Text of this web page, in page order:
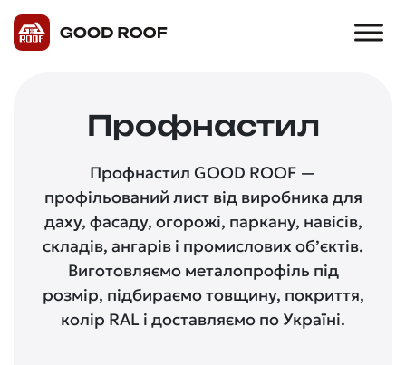
Профнастил
Профнастил GOOD ROOF —
профільований лист від виробника для
даху, фасаду, огорожі, паркану, навісів,
складів, ангарів і промислових об’єктів.
Виготовляємо металопрофіль під
розмір, підбираємо товщину, покриття,
колір RAL і доставляємо по Україні.